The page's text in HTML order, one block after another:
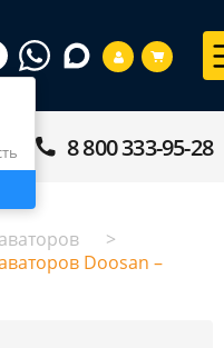
8 800 333-95-28
Doosan –